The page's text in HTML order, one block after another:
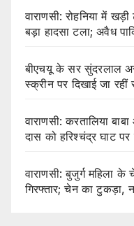
वाराणसी: रोहनिया में
बड़ा हादसा टला; अवैध
बीएचयू के सर सुंदरलाल
स्क्रीन पर दिखाई जा रहीं
वाराणसी: करतालिया
दास को हरिश्चंद्र घाट
वाराणसी: बुजुर्ग महिला
गिरफ्तार; चेन का टुकड़ा,